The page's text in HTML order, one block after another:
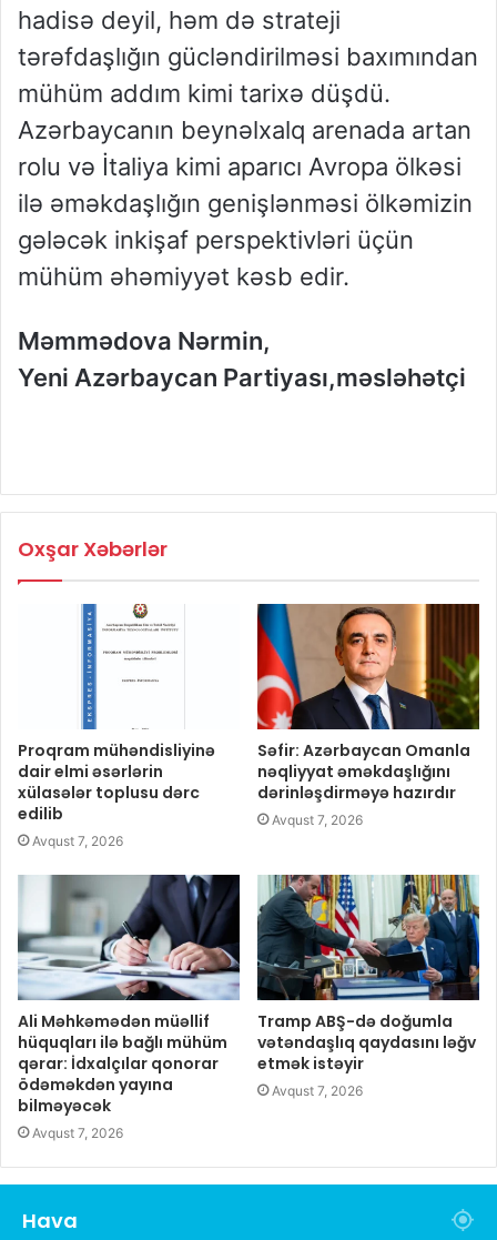
hadisə deyil, həm də strateji
tərəfdaşlığın gücləndirilməsi baxımından
mühüm addım kimi tarixə düşdü.
Azərbaycanın beynəlxalq arenada artan
rolu və İtaliya kimi aparıcı Avropa ölkəsi
ilə əməkdaşlığın genişlənməsi ölkəmizin
gələcək inkişaf perspektivləri üçün
mühüm əhəmiyyət kəsb edir.
Məmmədova Nərmin,
Yeni Azərbaycan Partiyası,məsləhətçi
Oxşar Xəbərlər
Proqram mühəndisliyinə
dair elmi əsərlərin
xülasələr toplusu dərc
edilib
Avqust 7, 2026
Səfir: Azərbaycan Omanla
nəqliyyat əməkdaşlığını
dərinləşdirməyə hazırdır
Avqust 7, 2026
Ali Məhkəmədən müəllif
hüquqları ilə bağlı mühüm
qərar: İdxalçılar qonorar
ödəməkdən yayına
bilməyəcək
Avqust 7, 2026
Tramp ABŞ-də doğumla
vətəndaşlıq qaydasını ləğv
etmək istəyir
Avqust 7, 2026
Hava